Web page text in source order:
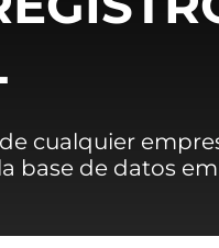
cualquier
base de datos